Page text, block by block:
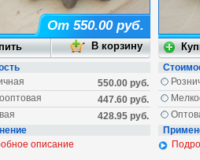
От 550.00 руб.
550.00 руб.
447.60 руб.
428.95 руб.
описание